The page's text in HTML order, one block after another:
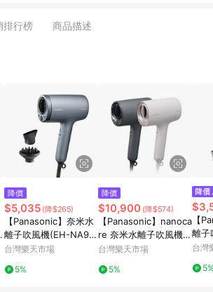
、JS巨盛、樂天KOBO電子書，請詳閱
瀏覽器於24小時內結帳，才享有 LINE
價網、回饋網、Google等其他網頁、或
網頁)切換為App都將會造成追蹤中斷而
為購物資訊整合性
有時間差，如顯示之商品規格、顏色、價
場銷售網頁不符，以銷售網頁標示為準。
，根據台灣樂天回饋規定，逾期訂單將
議，台灣樂天市場保有更改條款與法律
樂天市場網站公告為準。
排行榜 商品描述
降價
$5,035 (降$265)
【Panasonic】奈米水
離子吹風機(EH-NA9
N)
台灣樂天市場
5%
降價
$10,900 (降$574)
【Panasonic】nanoca
re 奈米水離子吹風機
(EH-NA0K)
台灣樂天市場
5%
【
離子
M)
台灣